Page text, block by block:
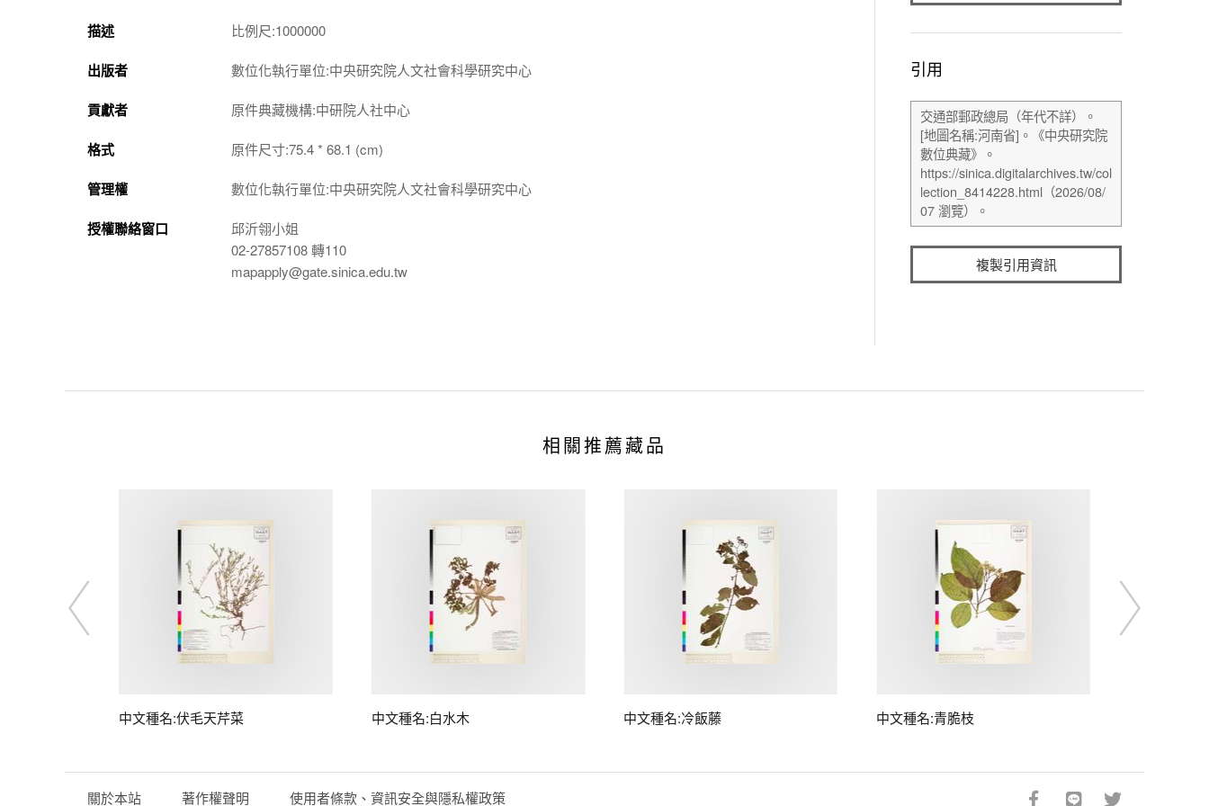
描述
比例尺:1000000
出版者 數位化執行單位:中央研究院人文社會科學研究中心
貢獻者 原件典藏機構:中研院人社中心
格式 原件尺寸:75.4 * 68.1 (cm)
管理權 數位化執行單位:中央研究院人文社會科學研究中心
授權聯絡窗口
邱沂翎小姐
02-27857108 轉110
mapapply@gate.sinica.edu.tw
引用
複製引用資訊
相關推薦藏品
中文種名:伏毛天芹菜 中文種名:白水木 中文種名:冷飯藤 中文種名:青脆枝
關於本站 著作權聲明 使用者條款、資訊安全與隱私權政策